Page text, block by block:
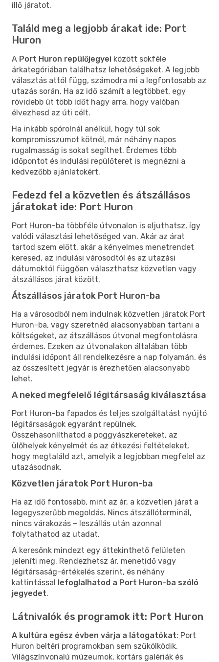
illő járatot.
Találd meg a legjobb árakat ide: Port
Huron
A Port Huron repülőjegyei között sokféle
árkategóriában találhatsz lehetőségeket. A legjobb
választás attól függ, számodra mi a legfontosabb az
utazás során. Ha az idő számít a legtöbbet, egy
rövidebb út több időt hagy arra, hogy valóban
élvezhesd az úti célt.
Ha inkább spórolnál anélkül, hogy túl sok
kompromisszumot kötnél, már néhány napos
rugalmasság is sokat segíthet. Érdemes több
időpontot és indulási repülőteret is megnézni a
kedvezőbb ajánlatokért.
Fedezd fel a közvetlen és átszállásos
járatokat ide: Port Huron
Port Huron-ba többféle útvonalon is eljuthatsz, így
valódi választási lehetőséged van. Akár az árat
tartod szem előtt, akár a kényelmes menetrendet
keresed, az indulási városodtól és az utazási
dátumoktól függően választhatsz közvetlen vagy
átszállásos járat között.
Átszállásos járatok Port Huron-ba
Ha a városodból nem indulnak közvetlen járatok Port
Huron-ba, vagy szeretnéd alacsonyabban tartani a
költségeket, az átszállásos útvonal megfontolásra
érdemes. Ezeken az útvonalakon általában több
indulási időpont áll rendelkezésre a nap folyamán, és
az összesített jegyár is érezhetően alacsonyabb
lehet.
A neked megfelelő légitársaság kiválasztása
Port Huron-ba fapados és teljes szolgáltatást nyújtó
légitársaságok egyaránt repülnek.
Összehasonlíthatod a poggyászkereteket, az
ülőhelyek kényelmét és az étkezési feltételeket,
hogy megtaláld azt, amelyik a legjobban megfelel az
utazásodnak.
Közvetlen járatok Port Huron-ba
Ha az idő fontosabb, mint az ár, a közvetlen járat a
legegyszerűbb megoldás. Nincs átszállóterminál,
nincs várakozás – leszállás után azonnal
folytathatod az utadat.
A keresőnk mindezt egy áttekinthető felületen
jeleníti meg. Rendezhetsz ár, menetidő vagy
légitársaság-értékelés szerint, és néhány
kattintással lefoglalhatod a Port Huron-ba szóló
jegyedet.
Látnivalók és programok itt: Port Huron
A kultúra egész évben várja a látogatókat: Port
Huron beltéri programokban sem szűkölködik.
Világszínvonalú múzeumok, kortárs galériák és